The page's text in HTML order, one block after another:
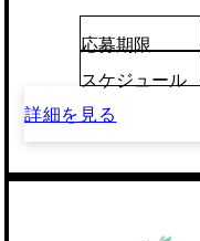
応募期限
スケジュール
詳細を見る